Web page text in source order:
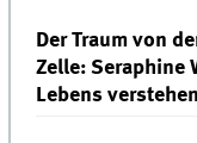
Der Traum von
Zelle: Seraphine
Lebens verstehen